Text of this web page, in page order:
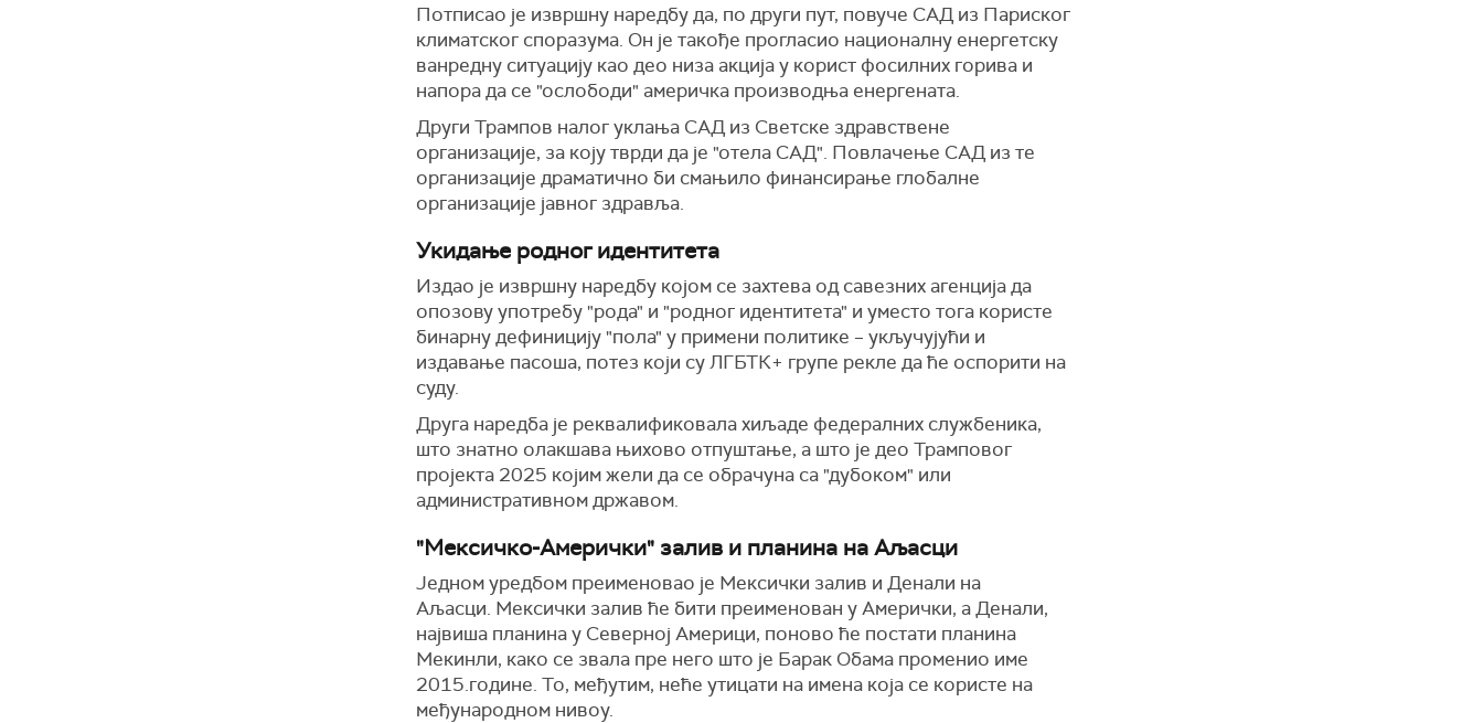
Потписао је извршну наредбу да, по други пут, повуче САД из Париског
климатског споразума. Он је такође прогласио националну енергетску
ванредну ситуацију као део низа акција у корист фосилних горива и
напора да се "ослободи" америчка производња енергената.
Други Трампов налог уклања САД из Светске здравствене
организације, за коју тврди да је "отела САД". Повлачење САД из те
организације драматично би смањило финансирање глобалне
организације јавног здравља.
Укидање родног идентитета
Издао је извршну наредбу којом се захтева од савезних агенција да
опозову употребу "рода" и "родног идентитета" и уместо тога користе
бинарну дефиницију "пола" у примени политике – укључујући и
издавање пасоша, потез који су ЛГБТК+ групе рекле да ће оспорити на
суду.
Друга наредба је реквалификовала хиљаде федералних службеника,
што знатно олакшава њихово отпуштање, а што је део Трамповог
пројекта 2025 којим жели да се обрачуна са "дубоком" или
административном државом.
"Мексичко-Амерички" залив и планина на Аљасци
Једном уредбом преименовао је Мексички залив и Денали на
Аљасци. Мексички залив ће бити преименован у Амерички, а Денали,
највиша планина у Северној Америци, поново ће постати планина
Мекинли, како се звала пре него што је Барак Обама променио име
2015.године. То, међутим, неће утицати на имена која се користе на
међународном нивоу.